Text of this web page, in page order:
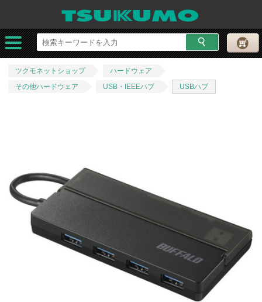
ツクモネットショップ
ハードウェア
その他ハードウェア
USB・IEEEハブ USBハブ